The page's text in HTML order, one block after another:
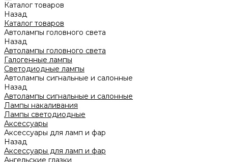
Каталог товаров
Назад
Каталог товаров
Автолампы головного света
Назад
Автолампы головного света
Галогенные лампы
Светодиодные лампы
Автолампы сигнальные и салонные
Назад
Автолампы сигнальные и салонные
Лампы накаливания
Лампы светодиодные
Аксессуары
Аксессуары для ламп и фар
Назад
Аксессуары для ламп и фар
Ангельские глазки